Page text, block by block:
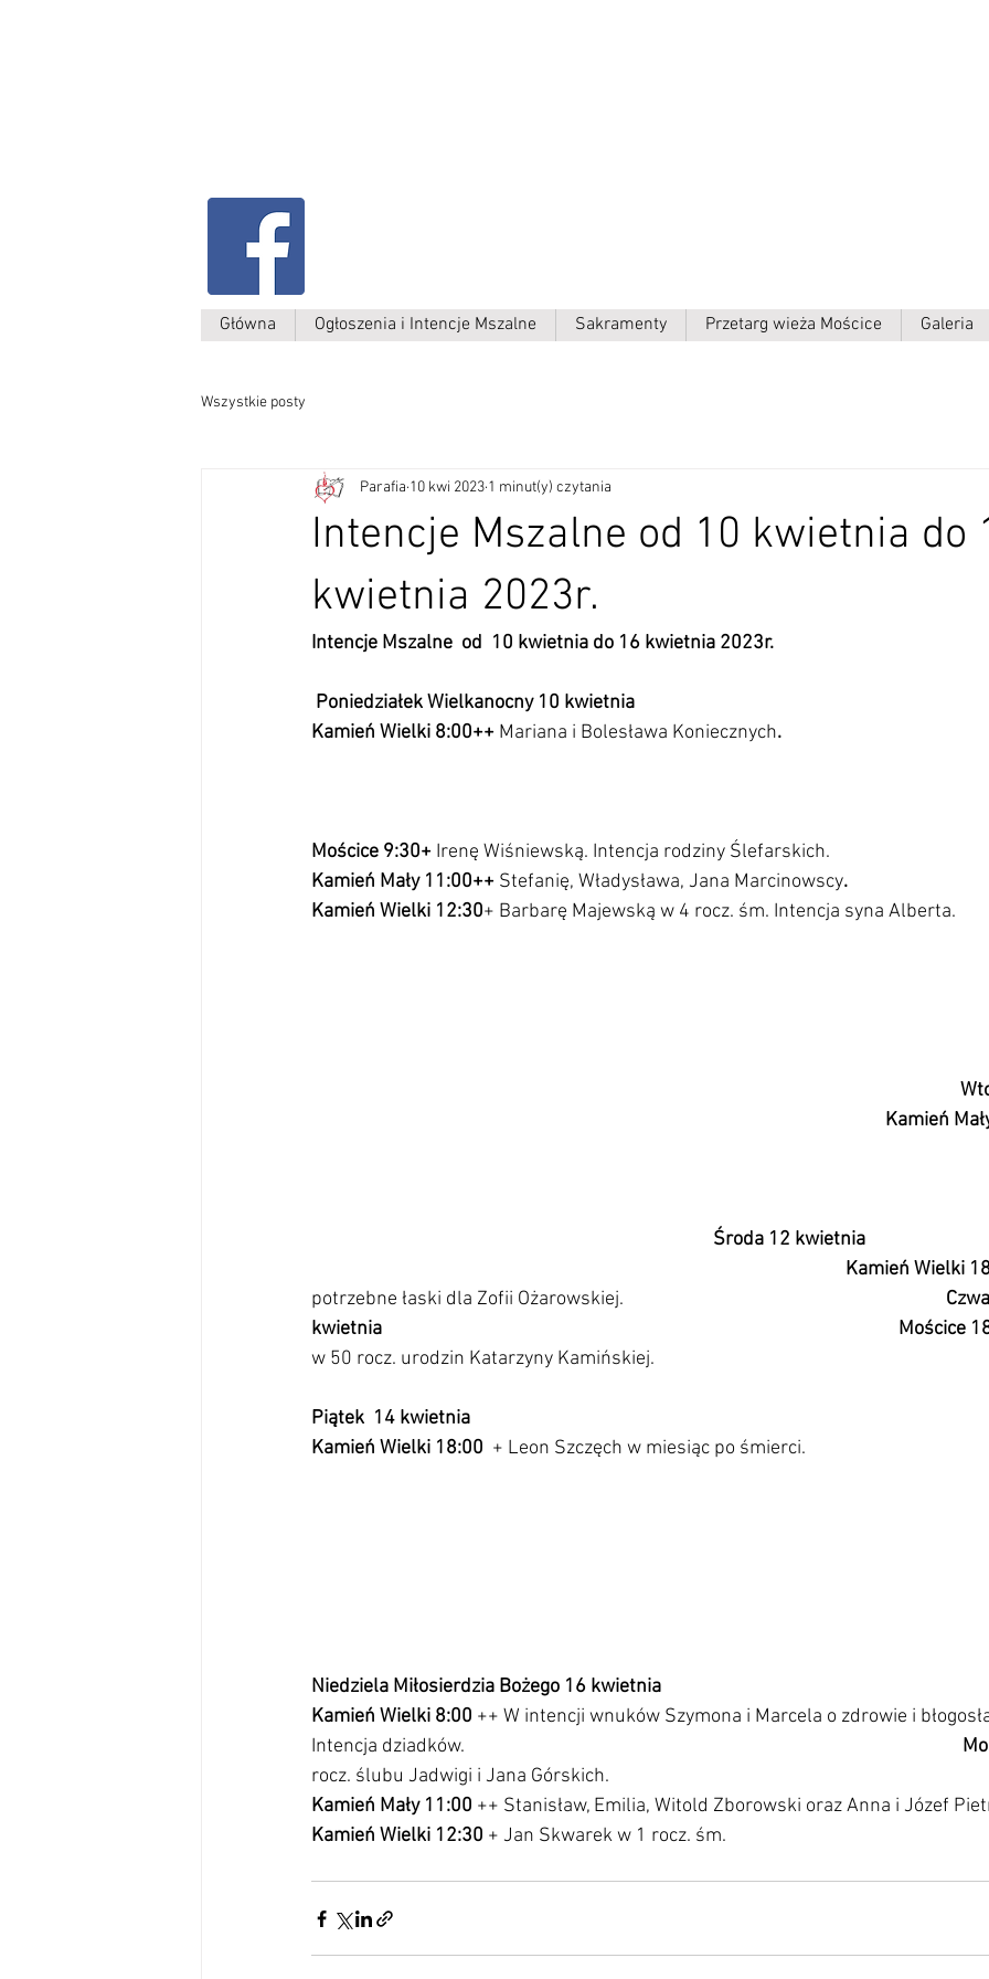
Główna Ogłoszenia i Intencje Mszalne Sakramenty Przetarg wieża Mościce Galeria
Wszystkie posty
Intencje Mszalne od 10 kwietnia do
kwietnia 2023r.
Parafia 10 kwi 2023 1 minut(y) czytania
Intencje Mszalne  od  10 kwietnia do 16 kwietnia 2023r.
Poniedziałek Wielkanocny 10 kwietnia
Kamień Wielki 8:00++ Mariana i Bolesława Koniecznych.
Mościce 9:30+ Irenę Wiśniewską. Intencja rodziny Ślefarskich.
Kamień Mały 11:00++ Stefanię, Władysława, Jana Marcinowscy.
Kamień Wielki 12:30+ Barbarę Majewską w 4 rocz. śm. Intencja syna Alberta.
Kamień Wielki
potrzebne łaski dla Zofii Ożarowskiej.
kwietnia
w 50 rocz. urodzin Katarzyny
Piątek  14
Kamień Wielki 18:00 + Leon Szczęch w miesiąc
Niedziela Miłosierdzia Bożego 16 kwietnia
Kamień Wielki 8:00 ++ W intencji wnuków Szymona i Marcela o zdrowie i
Intencja dziadków.
rocz. ślubu Jadwigi i Jana Górskich.
Kamień Mały 11:00 ++ Stanisław, Emilia, Witold Zborowski oraz Anna i Józef
Kamień Wielki 12:30 + Jan Skwarek w 1 rocz. śm.